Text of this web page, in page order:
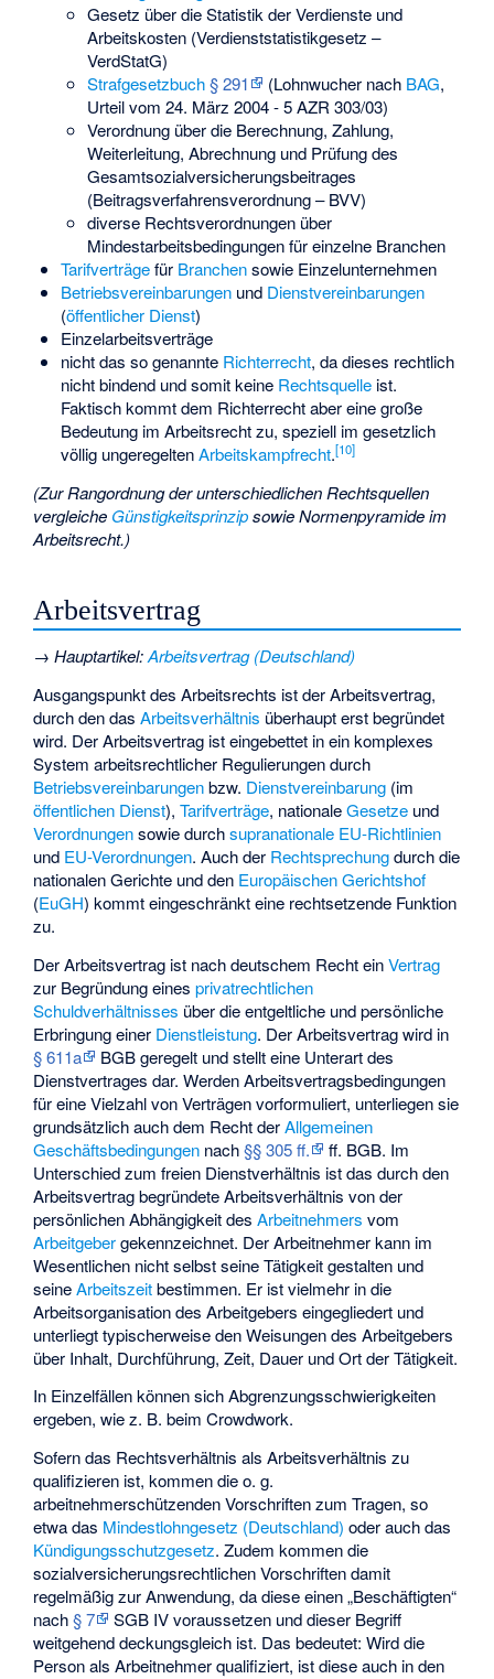
Gesetz über die Statistik der Verdienste und
Arbeitskosten (Verdienststatistikgesetz –
VerdStatG)
Strafgesetzbuch§ 291 (Lohnwucher nach BAG,
Urteil vom 24. März 2004 - 5 AZR 303/03)
Verordnung über die Berechnung, Zahlung,
Weiterleitung, Abrechnung und Prüfung des
Gesamtsozialversicherungsbeitrages
(Beitragsverfahrensverordnung – BVV)
diverse Rechtsverordnungen über
Mindestarbeitsbedingungen für einzelne Branchen
Tarifverträgefür Branchensowie Einzelunternehmen
Betriebsvereinbarungenund Dienstvereinbarungen
(öffentlicher Dienst)
Einzelarbeitsverträge
nicht das so genannte Richterrecht, da dieses rechtlich
nicht bindend und somit keine Rechtsquelleist.
Faktisch kommt dem Richterrecht aber eine große
Bedeutung im Arbeitsrecht zu, speziell im gesetzlich
völlig ungeregeltenArbeitskampfrecht.[10]
(Zur Rangordnung der unterschiedlichen Rechtsquellen
vergleiche GünstigkeitsprinzipsowieNormenpyramide im
Arbeitsrecht.)
Arbeitsvertrag
→Hauptartikel:Arbeitsvertrag (Deutschland)
Ausgangspunkt des Arbeitsrechts ist der Arbeitsvertrag,
durch den dasArbeitsverhältnis überhaupt erst begründet
wird. Der Arbeitsvertrag ist eingebettet in ein komplexes
System arbeitsrechtlicher Regulierungen durch
Betriebsvereinbarungenbzw. Dienstvereinbarung (im
öffentlichen Dienst),Tarifverträge, nationaleGesetze und
Verordnungensowie durchsupranationale EU-Richtlinien
und EU-Verordnungen. Auch der Rechtsprechungdurch die
nationalen Gerichte und den Europäischen Gerichtshof
(EuGH) kommt eingeschränkt eine rechtsetzende Funktion
zu.
Der Arbeitsvertrag ist nach deutschem Recht einVertrag
zur Begründung einesprivatrechtlichen
Schuldverhältnisses über die entgeltliche und persönliche
Erbringung einer Dienstleistung. Der Arbeitsvertrag wird in
§ 611a
BGB geregelt und stellt eine Unterart des
Dienstvertrages dar. Werden Arbeitsvertragsbedingungen
für eine Vielzahl von Verträgen vorformuliert, unterliegen sie
grundsätzlich auch dem Recht derAllgemeinen
Geschäftsbedingungen nach§§ 305 ff.
ff. BGB. Im
Unterschied zum freien Dienstverhältnis ist das durch den
Arbeitsvertrag begründete Arbeitsverhältnis von der
persönlichen Abhängigkeit desArbeitnehmers vom
Arbeitgebergekennzeichnet. Der Arbeitnehmer kann im
Wesentlichen nicht selbst seine Tätigkeit gestalten und
seineArbeitszeitbestimmen. Er ist vielmehr in die
Arbeitsorganisation des Arbeitgebers eingegliedert und
unterliegt typischerweise den Weisungen des Arbeitgebers
über Inhalt, Durchführung, Zeit, Dauer und Ort der Tätigkeit.
In Einzelfällen können sich Abgrenzungsschwierigkeiten
ergeben, wie z. B. beimCrowdwork.
Sofern das Rechtsverhältnis als Arbeitsverhältnis zu
qualifizieren ist, kommen die o. g.
arbeitnehmerschützenden Vorschriften zum Tragen, so
etwa das Mindestlohngesetz (Deutschland) oder auch das
Kündigungsschutzgesetz. Zudem kommen die
sozialversicherungsrechtlichen Vorschriften damit
regelmäßig zur Anwendung, da diese einen „Beschäftigten“
nach§ 7
SGB IV voraussetzen und dieser Begriff
weitgehend deckungsgleich ist. Das bedeutet: Wird die
Person als Arbeitnehmer qualifiziert, ist diese auch in den